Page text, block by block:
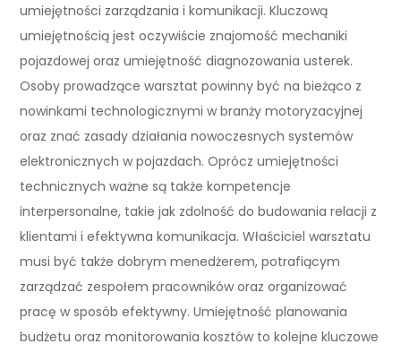
umiejętności zarządzania i komunikacji. Kluczową
umiejętnością jest oczywiście znajomość mechaniki
pojazdowej oraz umiejętność diagnozowania usterek.
Osoby prowadzące warsztat powinny być na bieżąco z
nowinkami technologicznymi w branży motoryzacyjnej
oraz znać zasady działania nowoczesnych systemów
elektronicznych w pojazdach. Oprócz umiejętności
technicznych ważne są także kompetencje
interpersonalne, takie jak zdolność do budowania relacji z
klientami i efektywna komunikacja. Właściciel warsztatu
musi być także dobrym menedżerem, potrafiącym
zarządzać zespołem pracowników oraz organizować
pracę w sposób efektywny. Umiejętność planowania
budżetu oraz monitorowania kosztów to kolejne kluczowe